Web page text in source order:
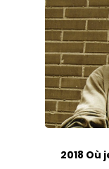
2018 Où